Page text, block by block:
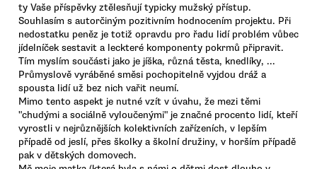
ty Vaše příspěvky ztělesňují typicky mužský přístup.
Souhlasím s autorčiným pozitivním hodnocením projektu. Při
nedostatku peněz je totiž opravdu pro řadu lidí problém vůbec
jídelníček sestavit a leckteré komponenty pokrmů připravit.
Tím myslím součásti jako je jíška, různá těsta, knedlíky, ...
Průmyslově vyráběné směsi pochopitelně vyjdou dráž a
spousta lidí už bez nich vařit neumí.
Mimo tento aspekt je nutné vzít v úvahu, že mezi těmi
"chudými a sociálně vyloučenými" je značné procento lidí, kteří
vyrostli v nejrůznějších kolektivních zařízeních, v lepším
případě od jeslí, přes školky a školní družiny, v horším případě
pak v dětských domovech.